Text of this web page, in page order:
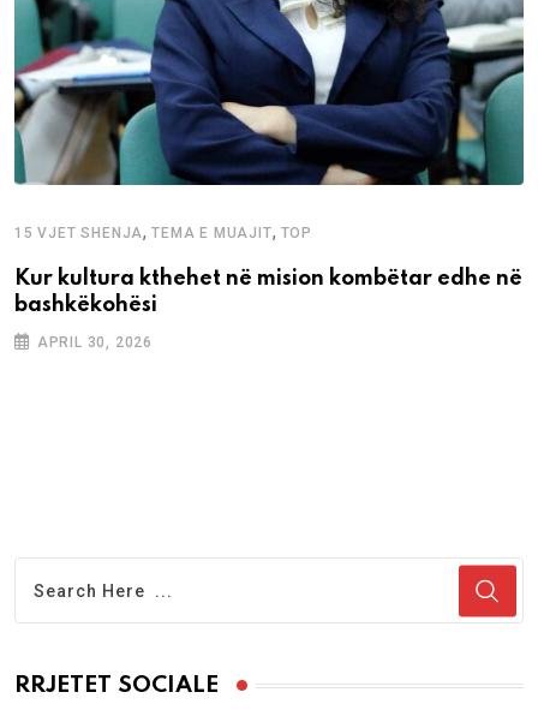
15 VJET SHENJA,TEMA E MUAJIT, TOP
Kur kultura kthehet në mision kombëtar edhe në
bashkëkohësi
APRIL 30, 2026
RRJETET SOCIALE